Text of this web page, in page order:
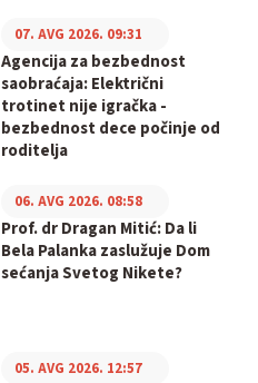
Agencija za bezbednost
saobraćaja: Električni
trotinet nije igračka -
bezbednost dece počinje od
roditelja
07. AVG 2026. 09:31
Prof. dr Dragan Mitić: Da li
Bela Palanka zaslužuje Dom
sećanja Svetog Nikete?
06. AVG 2026. 08:58
05. AVG 2026. 12:57